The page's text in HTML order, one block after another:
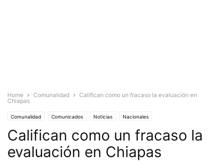
Home Comunalidad
Califican como un fracaso la evaluación en
Chiapas
Comunalidad Comunicados Noticias Nacionales
Califican como un fracaso la
evaluación en Chiapas